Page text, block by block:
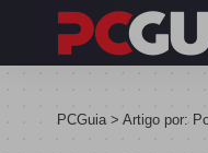
PCGuia > Artigo por: